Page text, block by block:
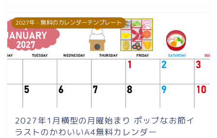
2027年・無料のカレンダーテンプレート
2027年1月横型の月曜始まり ポップなお節イ
ラストのかわいいA4無料カレンダー